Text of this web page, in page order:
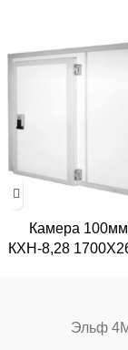
Камера
КХН-8,28
Эльф